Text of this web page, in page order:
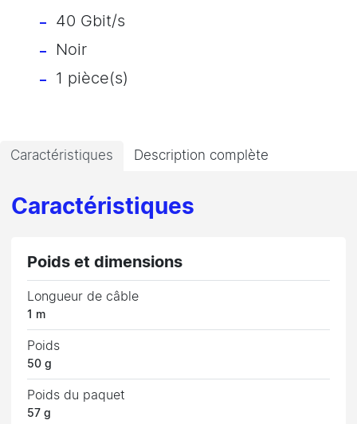
40 Gbit/s
Noir
1 pièce(s)
Caractéristiques Description complète
Caractéristiques
Poids et dimensions
Longueur de câble
1 m
Poids
50 g
Poids du paquet
57 g